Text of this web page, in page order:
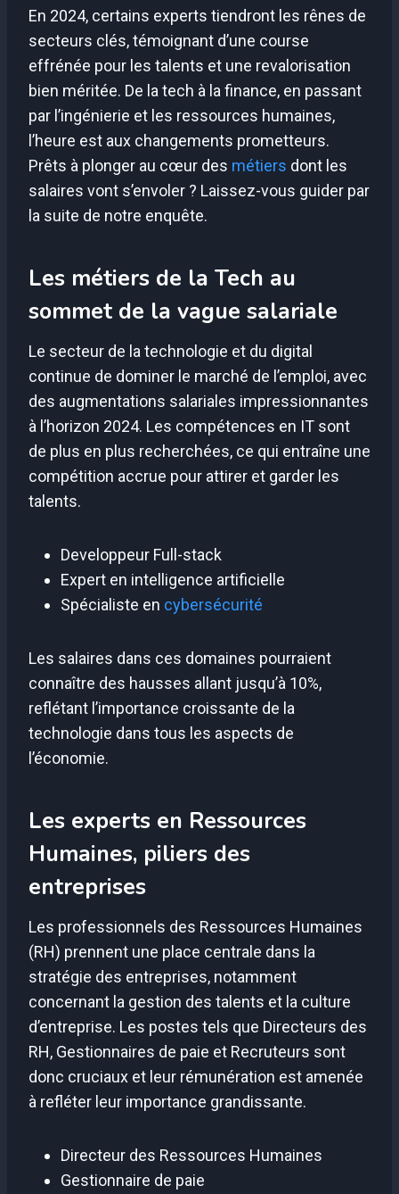
En 2024, certains experts tiendront les rênes de
secteurs clés, témoignant d’une course
effrénée pour les talents et une revalorisation
bien méritée. De la tech à la finance, en passant
par l’ingénierie et les ressources humaines,
l’heure est aux changements prometteurs.
Prêts à plonger au cœur des métiers dont les
salaires vont s’envoler ? Laissez-vous guider par
la suite de notre enquête.
Les métiers de la Tech au
sommet de la vague salariale
Le secteur de la technologie et du digital
continue de dominer le marché de l’emploi, avec
des augmentations salariales impressionnantes
à l’horizon 2024. Les compétences en IT sont
de plus en plus recherchées, ce qui entraîne une
compétition accrue pour attirer et garder les
talents.
Developpeur Full-stack
Expert en intelligence artificielle
Spécialiste en cybersécurité
Les salaires dans ces domaines pourraient
connaître des hausses allant jusqu’à 10%,
reflétant l’importance croissante de la
technologie dans tous les aspects de
l’économie.
Les experts en Ressources
Humaines, piliers des
entreprises
Les professionnels des Ressources Humaines
(RH) prennent une place centrale dans la
stratégie des entreprises, notamment
concernant la gestion des talents et la culture
d’entreprise. Les postes tels que Directeurs des
RH, Gestionnaires de paie et Recruteurs sont
donc cruciaux et leur rémunération est amenée
à refléter leur importance grandissante.
Directeur des Ressources Humaines
Gestionnaire de paie